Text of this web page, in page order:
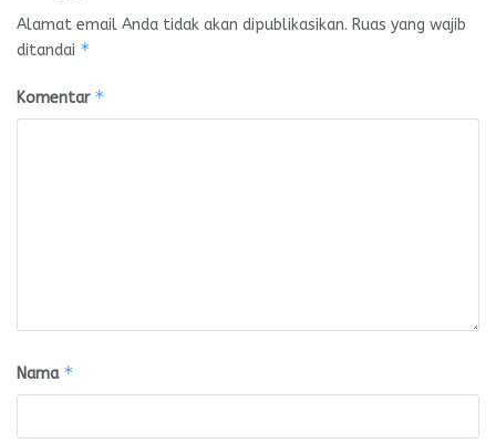
Alamat email Anda tidak akan dipublikasikan. Ruas yang wajib
ditandai *
Komentar *
Nama *